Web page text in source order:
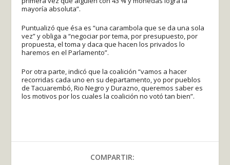
mayoría absoluta”.
Puntualizó que ésa es “una carambola que se da una sola
vez” y obliga a “negociar por tema, por presupuesto, por
propuesta, el toma y daca que hacen los privados lo
haremos en el Parlamento”.
Por otra parte, indicó que la coalición “vamos a hacer
recorridas cada uno en su departamento, yo por pueblos
de Tacuarembó, Rio Negro y Durazno, queremos saber es
los motivos por los cuales la coalición no votó tan bien”.
COMPARTIR: